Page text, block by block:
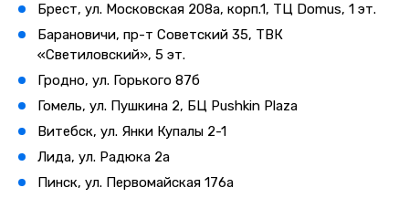
Брест, ул. Московская 208а, корп.1, ТЦ Domus, 1 эт.
Барановичи, пр-т Советский 35, ТВК
«Светиловский», 5 эт.
Гродно, ул. Горького 87б
Гомель, ул. Пушкина 2, БЦ Pushkin Plaza
Витебск, ул. Янки Купалы 2-1
Лида, ул. Радюка 2а
Пинск, ул. Первомайская 176а